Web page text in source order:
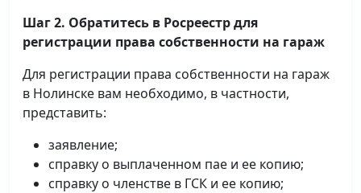
Шаг 2. Обратитесь в Росреестр для
регистрации права собственности на гараж
Для регистрации права собственности на гараж
в Нолинске вам необходимо, в частности,
представить:
заявление;
справку о выплаченном пае и ее копию;
справку о членстве в ГСК и ее копию;